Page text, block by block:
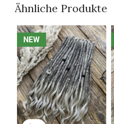
Ähnliche Produkte
NEW
NEW